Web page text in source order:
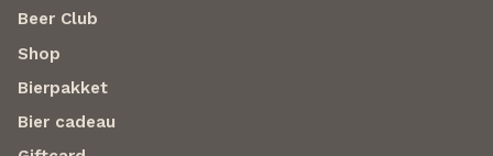
Beer Club
Shop
Bierpakket
Bier cadeau